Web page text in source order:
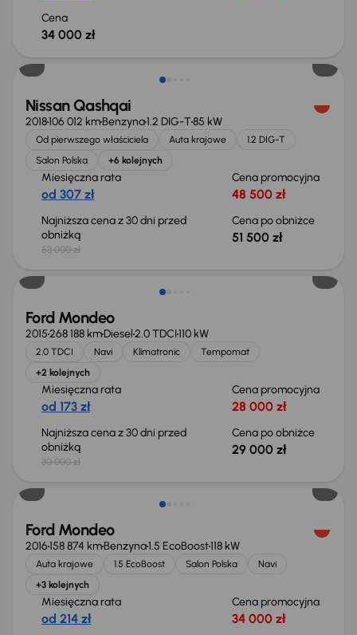
Cena
34 000 zł
Nissan Qashqai
2018106 012 kmBenzyna1.2 DIG-T85 kW
Od pierwszego właściciela Auta krajowe
1.2 DIG-T
Salon Polska
+6 kolejnych
Miesięczna rata
od 307 zł
Cena promocyjna
48 500 zł
Najniższa cena z 30 dni przed
obniżką
53 000 zł
Cena po obniżce
51 500 zł
Taniej o 1 000 zł
Ford Mondeo
2015268 188 kmDiesel2.0 TDCI110 kW
2.0 TDCI Navi Klimatronic
Tempomat
+2 kolejnych
Miesięczna rata
od 173 zł
Cena promocyjna
28 000 zł
Najniższa cena z 30 dni przed
obniżką
30 000 zł
Cena po obniżce
29 000 zł
Ford Mondeo
2016158 874 kmBenzyna1.5 EcoBoost118 kW
Auta krajowe 1.5 EcoBoost Salon Polska
Navi
+3 kolejnych
Miesięczna rata
od 214 zł
Cena promocyjna
34 000 zł